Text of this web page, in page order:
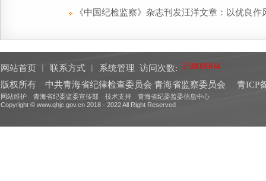
《中国纪检监察》杂志刊发汪洋文章：以优良
网站首页 联系方式 系统管理 访问次数:
版权所有 中共青海省纪律检查委员会 青海省监察委员会
青ICP
网站维护 青海省纪委监委宣传部 技术支持 青海省纪委监委信息中心
Copyright © www.qhjc.gov.cn 2018 - 2022 All Right Reserved